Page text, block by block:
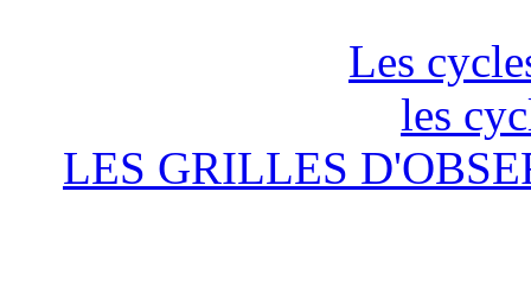
Les
les
LES GRILLES